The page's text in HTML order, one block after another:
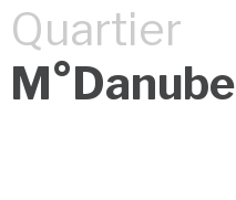
Quartier
M°Danube